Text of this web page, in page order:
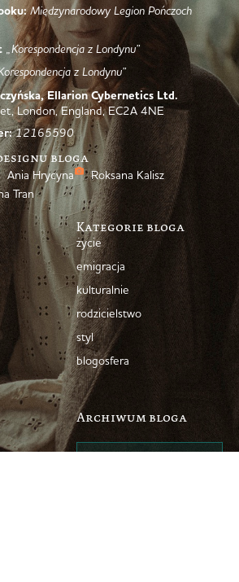
Międzynarodowy Legion Pończoch
„Korespondencja z Londynu”
z Londynu”
Ellarion Cybernetics Ltd.
London, England, EC2A 4NE
12165590
bloga
Ania Hrycyna
Roksana Kalisz
Tran
Kategorie bloga
życie
emigracja
kulturalnie
rodzicielstwo
styl
blogosfera
Archiwum bloga